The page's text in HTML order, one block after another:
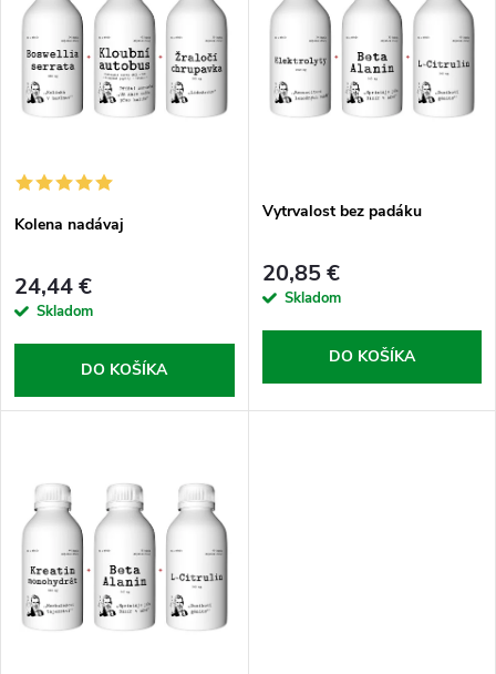
n
i
e
p
r
o
d
k
t
o
p
p
o
u
k
t
o
v
Kolena nadávaj
24,44 €
Skladom
DO KOŠÍKA
Vytrvalost bez padáku
20,85 €
Skladom
DO KOŠÍKA